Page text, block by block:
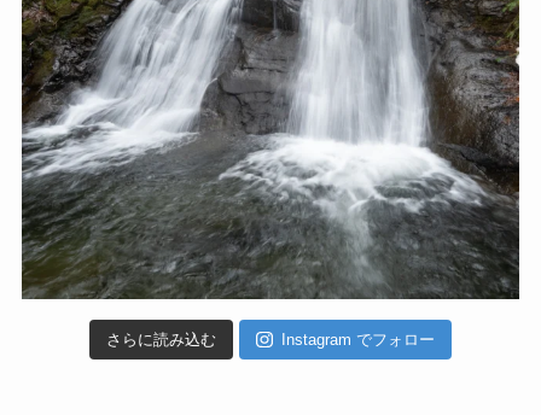
さらに読み込む Instagram でフォロー